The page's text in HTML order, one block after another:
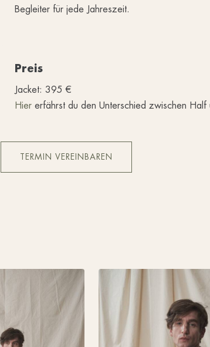
Begleiter für jede Jahreszeit.
Preis
Jacket: 395 €
Hier erfährst du den Unterschied zwischen Half
TERMIN VEREINBAREN